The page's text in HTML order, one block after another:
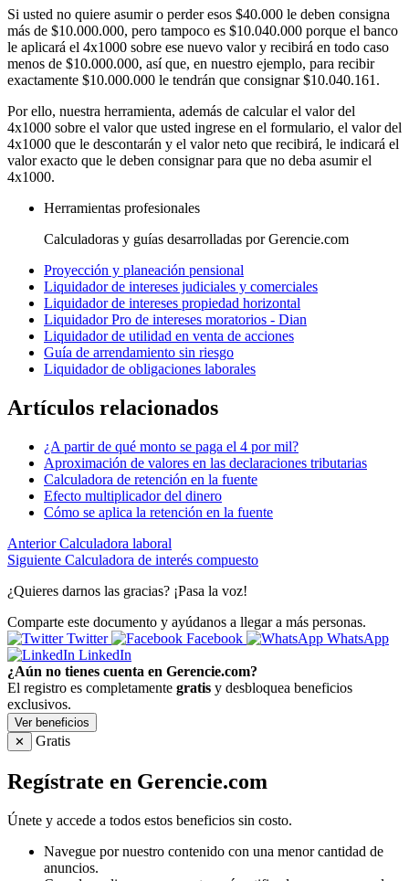
Si usted no quiere asumir o perder esos $40.000 le deben consigna
más de $10.000.000, pero tampoco es $10.040.000 porque el banco
le aplicará el 4x1000 sobre ese nuevo valor y recibirá en todo caso
menos de $10.000.000, así que, en nuestro ejemplo, para recibir
exactamente $10.000.000 le tendrán que consignar $10.040.161.
Por ello, nuestra herramienta, además de calcular el valor del
4x1000 sobre el valor que usted ingrese en el formulario, el valor del
4x1000 que le descontarán y el valor neto que recibirá, le indicará el
valor exacto que le deben consignar para que no deba asumir el
4x1000.
Herramientas profesionales
Calculadoras y guías desarrolladas por Gerencie.com
Proyección y planeación pensional
Liquidador de intereses judiciales y comerciales
Liquidador de intereses propiedad horizontal
Liquidador Pro de intereses moratorios - Dian
Liquidador de utilidad en venta de acciones
Guía de arrendamiento sin riesgo
Liquidador de obligaciones laborales
Artículos relacionados
¿A partir de qué monto se paga el 4 por mil?
Aproximación de valores en las declaraciones tributarias
Calculadora de retención en la fuente
Efecto multiplicador del dinero
Cómo se aplica la retención en la fuente
Anterior Calculadora laboral
Siguiente Calculadora de interés compuesto
¿Quieres darnos las gracias? ¡Pasa la voz!
Comparte este documento y ayúdanos a llegar a más personas.
Twitter
Facebook
WhatsApp
LinkedIn
¿Aún no tienes cuenta en Gerencie.com?
El registro es completamente gratis y desbloquea beneficios
exclusivos.
Ver beneficios
✕
Gratis
Regístrate en Gerencie.com
Únete y accede a todos estos beneficios sin costo.
Navegue por nuestro contenido con una menor cantidad de
anuncios.